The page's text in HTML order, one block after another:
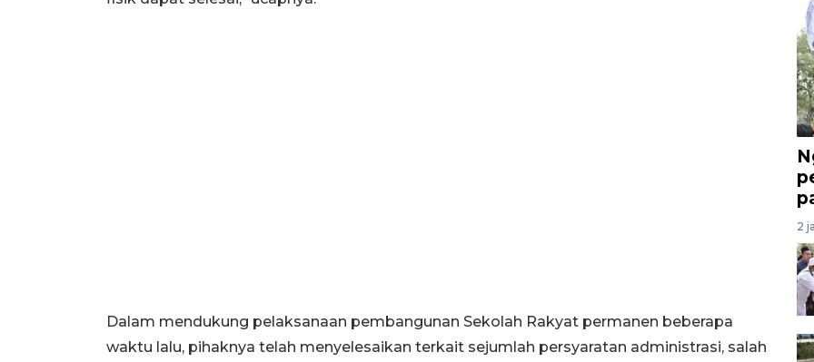
Dalam mendukung pelaksanaan pembangunan Sekolah Rakyat permanen beberapa
waktu lalu, pihaknya telah menyelesaikan terkait sejumlah persyaratan administrasi, salah
2